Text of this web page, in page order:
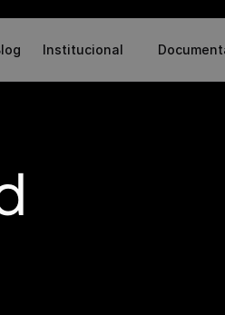
Institucional